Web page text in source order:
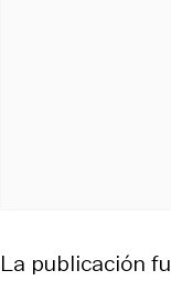
La publicación